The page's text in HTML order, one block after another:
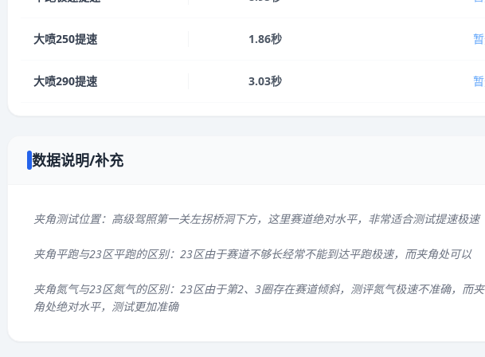
大喷250提速 1.86秒
大喷290提速 3.03秒
数据说明/补充
夹角测试位置：高级驾照第一关左拐桥洞下方，这里赛道绝对水平，非常适合测试提速极速
夹角平跑与23区平跑的区别：23区由于赛道不够长经常不能到达平跑极速，而夹角处可以
夹角氮气与23区氮气的区别：23区由于第2、3圈存在赛道倾斜，测评氮气极速不准确，而夹
角处绝对水平，测试更加准确